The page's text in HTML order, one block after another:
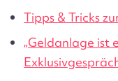
Tipps & Tricks
„Geldanlage ist